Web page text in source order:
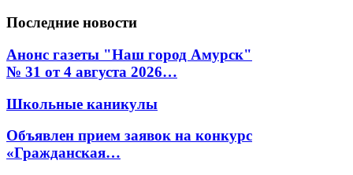
Последние новости
Анонс газеты "Наш город Амурск"
№ 31 от 4 августа 2026…
Школьные каникулы
Объявлен прием заявок на конкурс
«Гражданская…